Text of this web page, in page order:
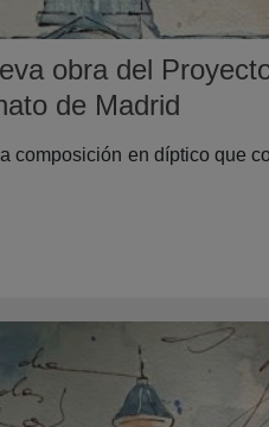
obra del
de Madrid
composición en díptico que